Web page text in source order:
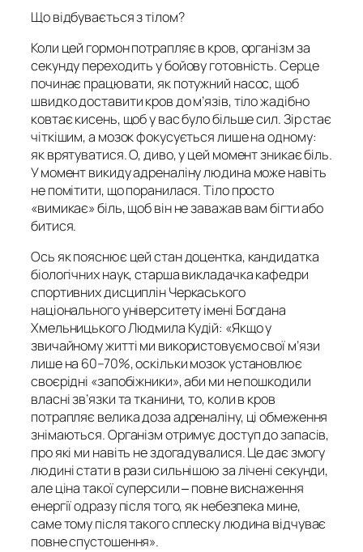
Що відбувається з тілом?
Коли цей гормон потрапляє в кров, організм за
секунду переходить у бойову готовність. Серце
починає працювати, як потужний насос, щоб
швидко доставити кров до м’язів, тіло жадібно
ковтає кисень, щоб у вас було більше сил. Зір стає
чіткішим, а мозок фокусується лише на одному:
як врятуватися. О, диво, у цей момент зникає біль.
У момент викиду адреналіну людина може навіть
не помітити, що поранилася. Тіло просто
«вимикає» біль, щоб він не заважав вам бігти або
битися.
Ось як пояснює цей стан доцентка, кандидатка
біологічних наук, старша викладачка кафедри
спортивних дисциплін Черкаського
національного університету імені Богдана
Хмельницького Людмила Кудій: «Якщо у
звичайному житті ми використовуємо свої м’язи
лише на 60–70%, оскільки мозок установлює
своєрідні «запобіжники», аби ми не пошкодили
власні зв’язки та тканини, то, коли в кров
потрапляє велика доза адреналіну, ці обмеження
знімаються. Організм отримує доступ до запасів,
про які ми навіть не здогадувалися. Це дає змогу
людині стати в рази сильнішою за лічені секунди,
але ціна такої суперсили ‒ повне виснаження
енергії одразу після того, як небезпека мине,
саме тому після такого сплеску людина відчуває
повне спустошення».